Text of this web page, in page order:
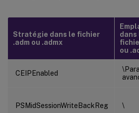
Stratégie dans le fichier
.adm ou .admx
dans
ou
CEIPEnabled
PSMidSessionWriteBackReg \